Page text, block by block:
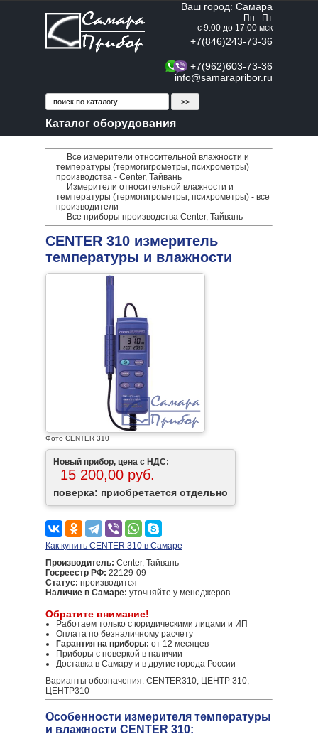
Ваш город: Самара
Пн - Пт
с 9:00 до 17:00 мск
+7(846)243-73-36
+7(962)603-73-36
info@samarapribor.ru
Каталог оборудования
Все измерители относительной влажности и
температуры (термогигрометры, психрометры)
производства - Center, Тайвань
Измерители относительной влажности и
температуры (термогигрометры, психрометры) - все
производители
Все приборы производства Center, Тайвань
CENTER 310 измеритель
температуры и влажности
Фото CENTER 310
Новый прибор, цена с НДС:
15 200,00 руб.
поверка: приобретается отдельно
Как купить CENTER 310 в Самаре
Производитель: Center, Тайвань
Госреестр РФ: 22129-09
Статус: производится
Наличие в Самаре: уточняйте у менеджеров
Обратите внимание!
Работаем только с юридическими лицами и ИП
Оплата по безналичному расчету
Гарантия на приборы: от 12 месяцев
Приборы с поверкой в наличии
Доставка в Самару и в другие города России
Варианты обозначения: CENTER310, ЦЕНТР 310,
ЦЕНТР310
Особенности измерителя температуры
и влажности CENTER 310: